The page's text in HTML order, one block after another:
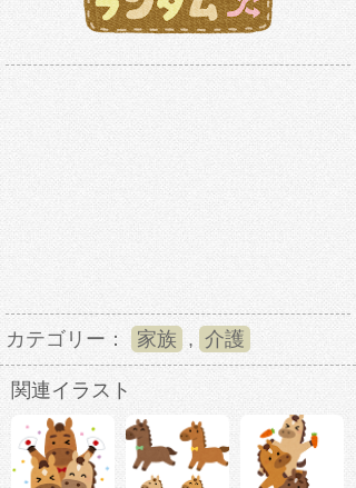
カテゴリー： 家族 , 介護
関連イラスト